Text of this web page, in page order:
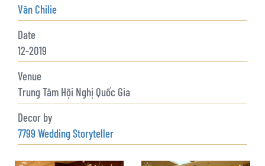
Vân Chilie
Date
12-2019
Venue
Trung Tâm Hội Nghị Quốc Gia
Decor by
7799 Wedding Storyteller